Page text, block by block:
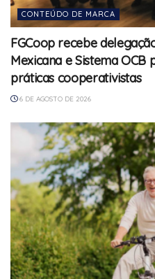
CONTEÚDO DE MARCA
FGCoop recebe
Mexicana e Sistema
práticas cooperativistas
6 DE AGOSTO DE 2026